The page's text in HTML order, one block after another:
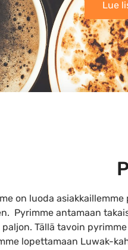
Lue
on luoda
Pyrimme antamaan
Tällä tavoin
lopettamaan Luwak-